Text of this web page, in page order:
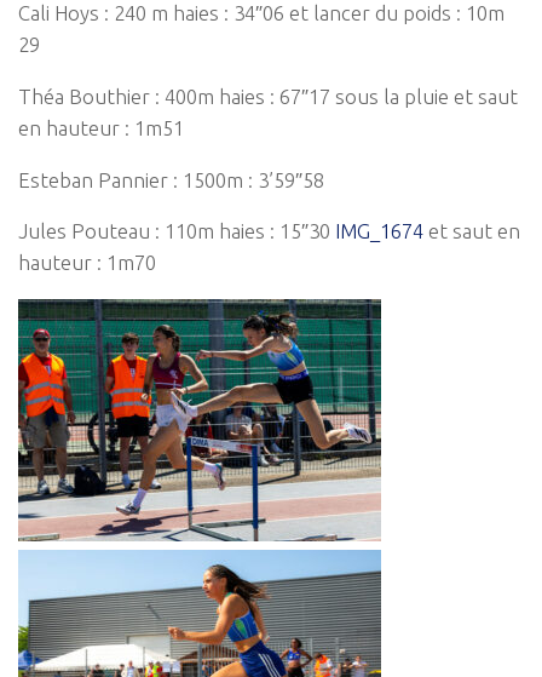
Cali Hoys : 240 m haies : 34″06 et lancer du poids : 10m
29
Théa Bouthier : 400m haies : 67″17 sous la pluie et saut
en hauteur : 1m51
Esteban Pannier : 1500m : 3’59″58
Jules Pouteau : 110m haies : 15″30 IMG_1674 et saut en
hauteur : 1m70